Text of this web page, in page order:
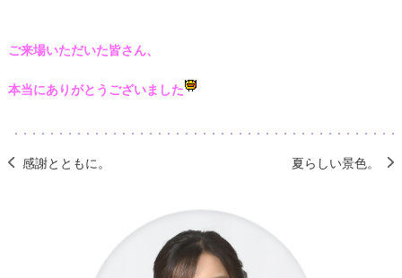
ご来場いただいた皆さん、
本当にありがとうございました
感謝とともに。 夏らしい景色。